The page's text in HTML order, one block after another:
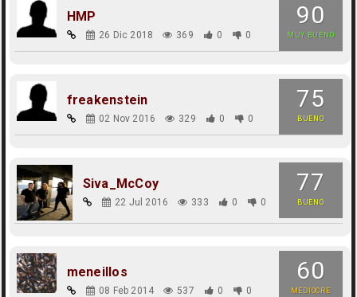
90
MUY BUENO
HMP
26 Dic 2018 369 0 0
75
BUENO
freakenstein
02 Nov 2016 329 0 0
77
BUENO
Siva_McCoy
22 Jul 2016 333 0 0
60
MEDIOCRE
meneillos
08 Feb 2014 537 0 0